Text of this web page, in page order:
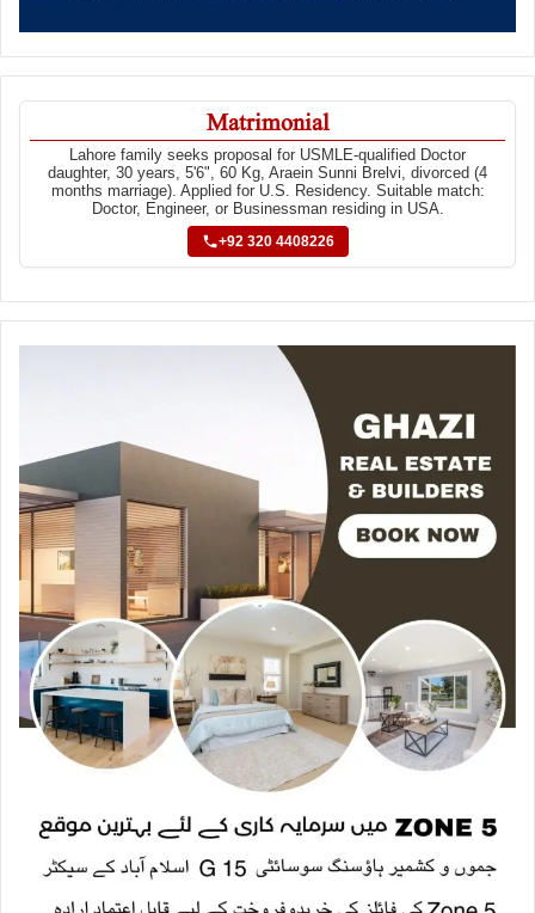
Matrimonial
Lahore family seeks proposal for USMLE-qualified Doctor
daughter, 30 years, 5'6", 60 Kg, Araein Sunni Brelvi, divorced (4
months marriage). Applied for U.S. Residency. Suitable match:
Doctor, Engineer, or Businessman residing in USA.
+92 320 4408226